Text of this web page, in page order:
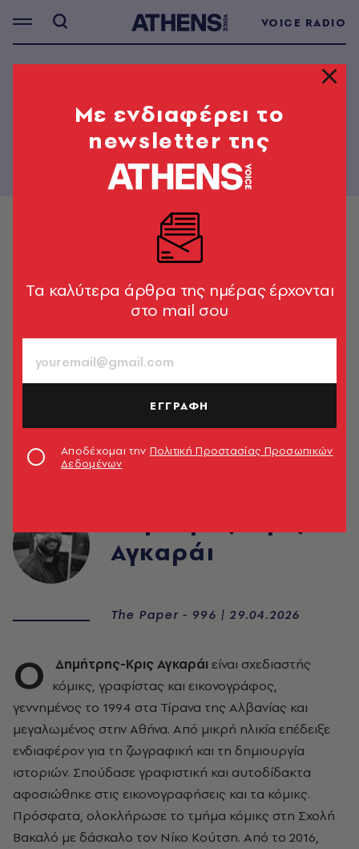
VOICE RADIO
Αγκαράι
The Paper - 996 | 29.04.2026
O Δημήτρης-Κρις Αγκαράι είναι σχεδιαστής
κόμικς, γραφίστας και εικονογράφος,
γεννημένος το 1994 στα Τίρανα της Αλβανίας και
μεγαλωμένος στην Αθήνα. Από μικρή ηλικία επέδειξε
ενδιαφέρον για τη ζωγραφική και τη δημιουργία
ιστοριών. Σπούδασε γραφιστική και αυτοδίδακτα
αφοσιώθηκε στις εικονογραφήσεις και τα κόμικς.
Πρόσφατα, ολοκλήρωσε το τμήμα κόμικς στη Σχολή
Βακαλό με δάσκαλο τον Νίκο Κούτση. Από το 2016,
Mε ενδιαφέρει το
newsletter της
Tα καλύτερα άρθρα της ημέρας έρχονται
στο mail σου
ΕΓΓΡΑΦΗ
Αποδέχομαι την Πολιτική Προστασίας Προσωπικών
Δεδομένων